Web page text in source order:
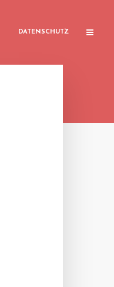
DATENSCHUTZ